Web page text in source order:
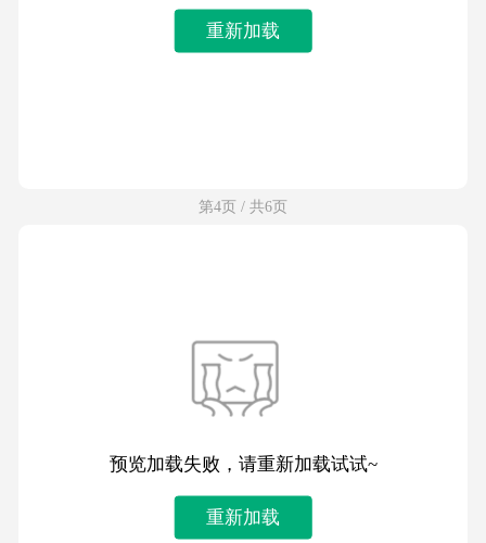
重新加载
第4页 / 共6页
预览加载失败，请重新加载试试~
重新加载